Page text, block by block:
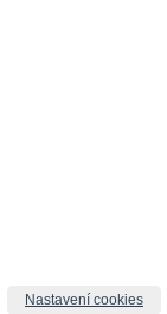
Nastavení cookies